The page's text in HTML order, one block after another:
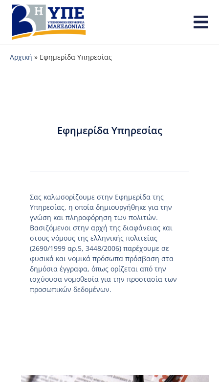
Αρχική » Εφημερίδα Υπηρεσίας
Εφημερίδα Υπηρεσίας
Σας καλωσορίζουμε στην Εφημερίδα της
Υπηρεσίας, η οποία δημιουργήθηκε για την
γνώση και πληροφόρηση των πολιτών.
Βασιζόμενοι στην αρχή της διαφάνειας και
στους νόμους της ελληνικής πολιτείας
(2690/1999 αρ.5, 3448/2006) παρέχουμε σε
φυσικά και νομικά πρόσωπα πρόσβαση στα
δημόσια έγγραφα, όπως ορίζεται από την
ισχύουσα νομοθεσία για την προστασία των
προσωπικών δεδομένων.